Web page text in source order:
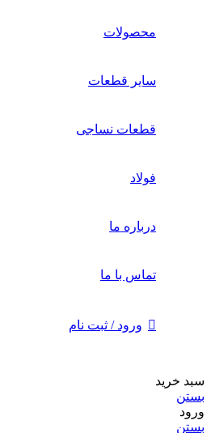
محصولات
سایر قطعات
قطعات نساجی
فولاد
درباره ما
تماس با ما
ورود / ثبت نام
سبد خرید
بستن
ورود
بستن